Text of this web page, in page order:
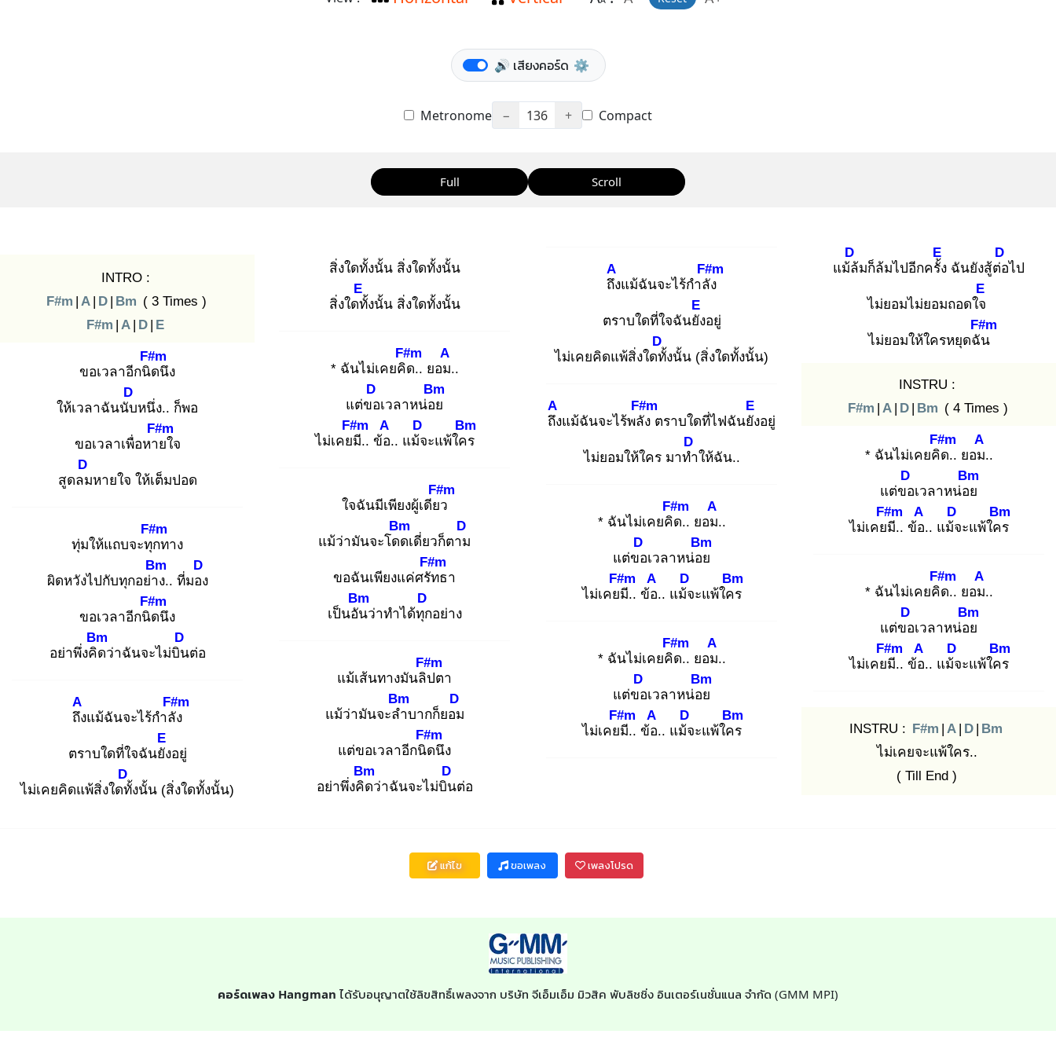
🔊 เสียงคอร์ด ⚙️
Metronome − 136 + Compact
Full Scroll
INTRO :
F#m | A | D | Bm ( 3 Times )
F#m | A | D | E
ขอเวลาอีกนิด
F#m
นึง
ให้เวลาฉันนับ
D
หนึ่ง.. ก็พอ
ขอเวลาเพื่อหาย
F#m
ใจ
สูดลม
D
หายใจ ให้เต็มปอด
ทุ่มให้แถบจะทุก
F#m
ทาง
ผิดหวังไปกับทุกอย่าง
Bm
.. ที่มอง
D
ขอเวลาอีกนิด
F#m
นึง
อย่าพึ่งคิด
Bm
ว่าฉันจะไม่บิน
D
ต่อ
ถึง
A
แม้ฉันจะไร้กำลัง
F#m
ตราบใดที่ใจฉันยัง
E
อยู่
ไม่เคยคิดแพ้สิ่งใดทั้
D
งนั้น (สิ่งใดทั้งนั้น)
สิ่งใดทั้งนั้น สิ่งใดทั้งนั้น
สิ่งใดทั้
E
งนั้น สิ่งใดทั้งนั้น
* ฉันไม่เคยคิด
F#m
.. ยอม.
A
.
แต่ขอ
D
เวลาหน่อย
Bm
ไม่เคยมี
F#m
.. ข้อ.
A
. แม้จ
D
ะแพ้ใคร
Bm
ใจฉันมีเพียงผู้เดียว
F#m
แม้ว่ามันจะโดด
Bm
เดี่ยวก็ตาม
D
ขอฉันเพียงแค่ศรัท
F#m
ธา
เป็นอัน
Bm
ว่าทำได้ทุก
D
อย่าง
แม้เส้นทางมันลิป
F#m
ตา
แม้ว่ามันจะลำ
Bm
บากก็ยอม
D
แต่ขอเวลาอีกนิด
F#m
นึง
อย่าพึ่งคิด
Bm
ว่าฉันจะไม่บิน
D
ต่อ
ถึง
A
แม้ฉันจะไร้กำลัง
F#m
ตราบใดที่ใจฉันยัง
E
อยู่
ไม่เคยคิดแพ้สิ่งใดทั้
D
งนั้น (สิ่งใดทั้งนั้น)
ถึง
A
แม้ฉันจะไร้พลัง
F#m
ตราบใดที่ไฟฉันยัง
E
อยู่
ไม่ยอมให้ใคร มาทำ
D
ให้ฉัน..
* ฉันไม่เคยคิด
F#m
.. ยอม.
A
.
แต่ขอ
D
เวลาหน่อย
Bm
ไม่เคยมี
F#m
.. ข้อ.
A
. แม้จ
D
ะแพ้ใคร
Bm
* ฉันไม่เคยคิด
F#m
.. ยอม.
A
.
แต่ขอ
D
เวลาหน่อย
Bm
ไม่เคยมี
F#m
.. ข้อ.
A
. แม้จ
D
ะแพ้ใคร
Bm
แม้ล้
D
มก็ล้มไปอีกครั้ง
E
ฉันยังสู้ต่อ
D
ไป
ไม่ยอมไม่ยอมถอดใจ
E
ไม่ยอมให้ใครหยุดฉัน
F#m
INSTRU :
F#m | A | D | Bm ( 4 Times )
* ฉันไม่เคยคิด
F#m
.. ยอม.
A
.
แต่ขอ
D
เวลาหน่อย
Bm
ไม่เคยมี
F#m
.. ข้อ.
A
. แม้จ
D
ะแพ้ใคร
Bm
* ฉันไม่เคยคิด
F#m
.. ยอม.
A
.
แต่ขอ
D
เวลาหน่อย
Bm
ไม่เคยมี
F#m
.. ข้อ.
A
. แม้จ
D
ะแพ้ใคร
Bm
INSTRU : F#m | A | D | Bm
ไม่เคยจะแพ้ใคร..
( Till End )
แก้ไข ขอเพลง เพลงโปรด
คอร์ดเพลง Hangman ได้รับอนุญาตใช้ลิขสิทธิ์เพลงจาก บริษัท จีเอ็มเอ็ม มิวสิค พับลิชชิ่ง อินเตอร์เนชั่นแนล จำกัด (GMM MPI)